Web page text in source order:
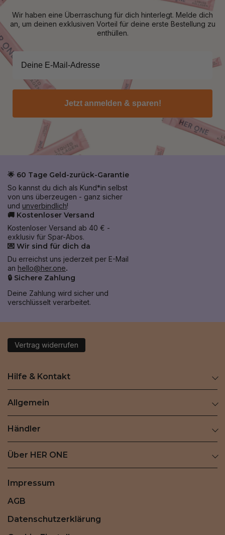
Wir haben eine Überraschung für dich hinterlegt. Melde dich
an, um deinen exklusiven Vorteil für deine erste Bestellung zu
enthüllen.
Jetzt anmelden & sparen!
🌟 60 Tage Geld-zurück-Garantie
So kannst du dich als Kund*in selbst
von uns überzeugen - ganz sicher
und unverbindlich!
🚚 Kostenloser Versand
Kostenloser Versand ab 40 € -
exklusiv für Spar-Abos.
💌 Wir sind für dich da
Du erreichst uns jederzeit per E-Mail
an hello@her.one.
🔒 Sichere Zahlung
Deine Zahlung wird sicher und
verschlüsselt verarbeitet.
Vertrag widerrufen
Hilfe & Kontakt
Allgemein
Händler
Über HER ONE
Impressum
AGB
Datenschutzerklärung